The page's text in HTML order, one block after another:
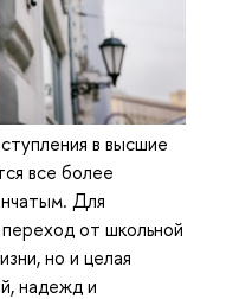
в высшие
все более
Для
от школьной
но и целая
надежд и